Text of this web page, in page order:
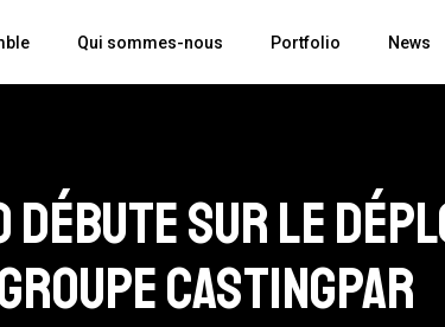
Qui sommes-nous Portfolio News
débute sur le
Castingpar